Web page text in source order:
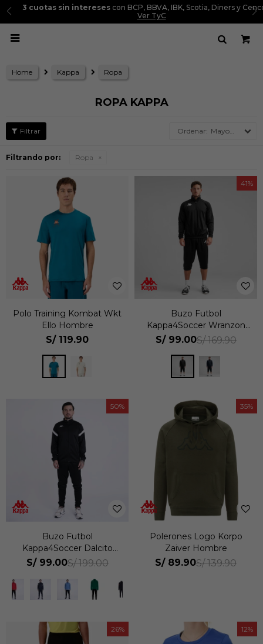
3 cuotas sin interesescon BCP, BBVA, IBK, Scotia, Diners y Cencosud.
Ver TyC

Home Kappa Ropa
ROPA KAPPA
Mayor precio
Filtrando por: Ropa
Polo Training Kombat Wkt
Ello Hombre
S/ 119.90
41
Buzo Futbol
Kappa4Soccer Wranzon
Hombre
S/ 99.00S/ 169.90
50
Buzo Futbol
Kappa4Soccer Dalcito
Hombre
S/ 99.00S/ 199.00
35
Polerones Logo Korpo
Zaiver Hombre
S/ 89.90S/ 139.90
26 12